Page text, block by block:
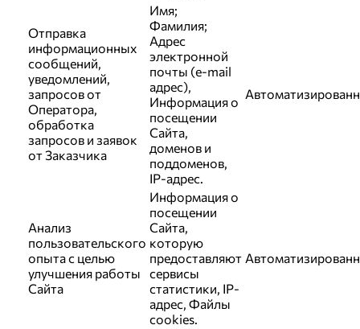
Отправка
информационных
сообщений,
уведомлений,
запросов от
Оператора,
обработка
запросов и заявок
от Заказчика
Имя;
Фамилия;
Адрес
электронной
почты (e-mail
адрес),
Информация о
посещении
Сайта,
доменов и
поддоменов,
IP-адрес.
Анализ
пользовательского
опыта с целью
улучшения работы
Сайта
Информация о
посещении
Сайта,
которую
предоставляют
сервисы
статистики, IP-
адрес, Файлы
cookies.